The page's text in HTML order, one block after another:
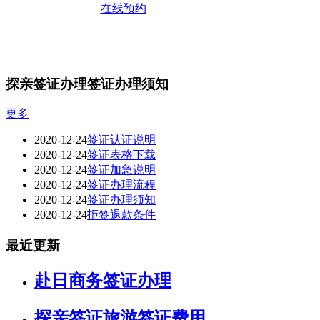
在线预约
探亲签证办理签证办理须知
更多
2020-12-24签证认证说明
2020-12-24签证表格下载
2020-12-24签证加急说明
2020-12-24签证办理流程
2020-12-24签证办理须知
2020-12-24拒签退款条件
最近更新
赴日商务签证办理